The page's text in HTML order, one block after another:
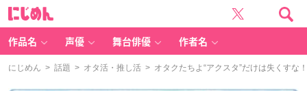
作品名 声優 舞台俳優 作者名
にじめん > 話題 > オタ活・推し活 > オタクたちよ“アクスタ”だけは失くすな